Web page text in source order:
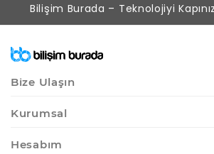
Bilişim Burada – Teknolojiyi
Bize Ulaşın
Kurumsal
Hesabım